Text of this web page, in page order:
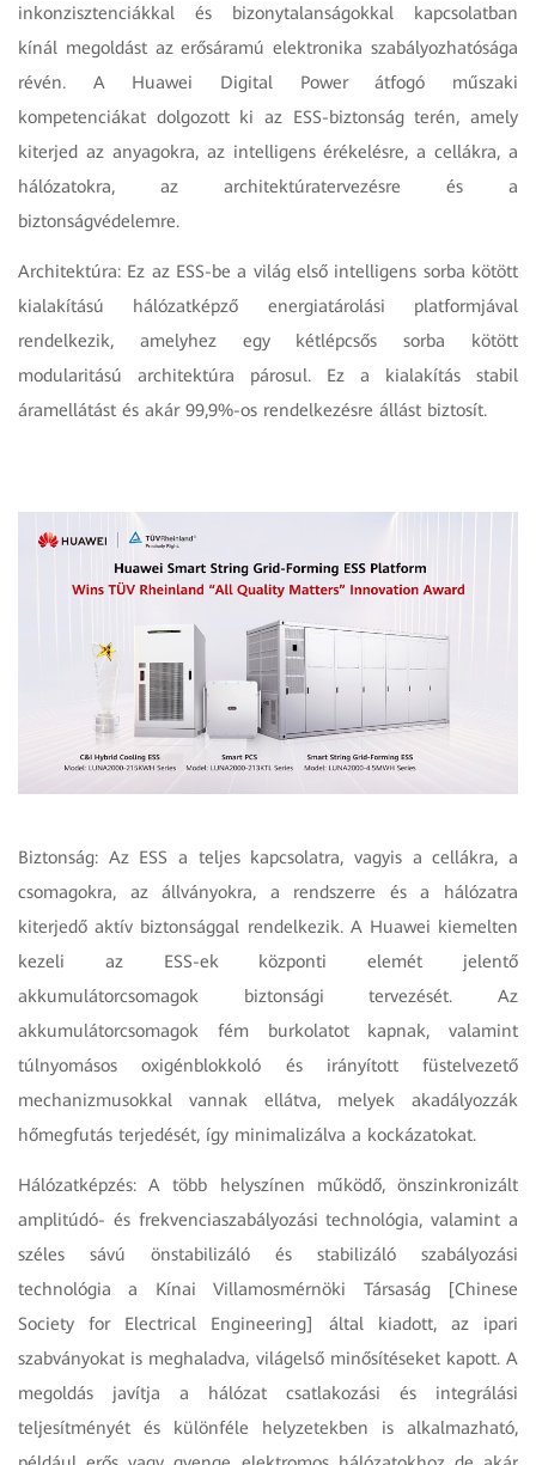
inkonzisztenciákkal és bizonytalanságokkal kapcsolatban
kínál megoldást az erősáramú elektronika szabályozhatósága
révén. A Huawei Digital Power átfogó műszaki
kompetenciákat dolgozott ki az ESS-biztonság terén, amely
kiterjed az anyagokra, az intelligens érékelésre, a cellákra, a
hálózatokra, az architektúratervezésre és a
biztonságvédelemre.
Architektúra: Ez az ESS-be a világ első intelligens sorba kötött
kialakítású hálózatképző energiatárolási platformjával
rendelkezik, amelyhez egy kétlépcsős sorba kötött
modularitású architektúra párosul. Ez a kialakítás stabil
áramellátást és akár 99,9%-os rendelkezésre állást biztosít.
Biztonság: Az ESS a teljes kapcsolatra, vagyis a cellákra, a
csomagokra, az állványokra, a rendszerre és a hálózatra
kiterjedő aktív biztonsággal rendelkezik. A Huawei kiemelten
kezeli az ESS-ek központi elemét jelentő
akkumulátorcsomagok biztonsági tervezését. Az
akkumulátorcsomagok fém burkolatot kapnak, valamint
túlnyomásos oxigénblokkoló és irányított füstelvezető
mechanizmusokkal vannak ellátva, melyek akadályozzák
hőmegfutás terjedését, így minimalizálva a kockázatokat.
Hálózatképzés: A több helyszínen működő, önszinkronizált
amplitúdó- és frekvenciaszabályozási technológia, valamint a
széles sávú önstabilizáló és stabilizáló szabályozási
technológia a Kínai Villamosmérnöki Társaság [Chinese
Society for Electrical Engineering] által kiadott, az ipari
szabványokat is meghaladva, világelső minősítéseket kapott. A
megoldás javítja a hálózat csatlakozási és integrálási
teljesítményét és különféle helyzetekben is alkalmazható,